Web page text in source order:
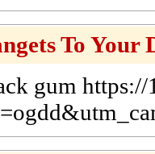
To Your
gum